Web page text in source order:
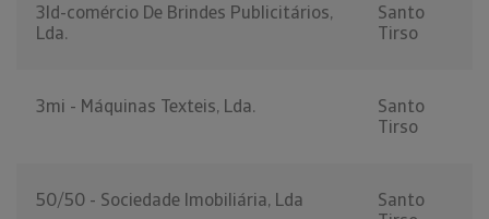
3ld-comércio De Brindes Publicitários,
Lda.
Santo
Tirso
3mi - Máquinas Texteis, Lda.
Santo
Tirso
50/50 - Sociedade Imobiliária, Lda
Santo